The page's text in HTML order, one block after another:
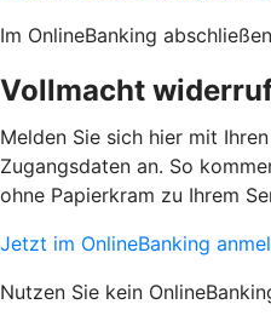
Im OnlineBanking abschließen
Vollmacht
Melden Sie sich hier mit
Zugangsdaten an. So
ohne Papierkram zu Ihrem
Jetzt im OnlineBanking
Nutzen Sie kein